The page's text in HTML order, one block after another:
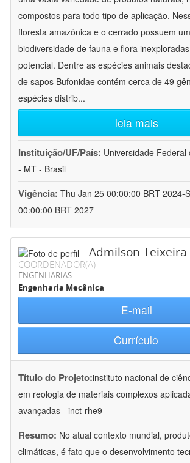
compostos para todo tipo de aplicação.
floresta amazônica e o cerrado possuem
biodiversidade de fauna e flora
potencial. Dentre as espécies animais
de sapos Bufonidae contém cerca de 49
espécies distrib...
leia mais
Instituição/UF/País: Universidade Federal
- MT - Brasil
Vigência: Thu Jan 25 00:00:00 BRT 2024-
00:00:00 BRT 2027
Admilson Teixeira
COORDENADOR(A)
ENGENHARIAS
Engenharia Mecânica
E-mail
Currículo
Título do Projeto:instituto nacional de
em reologia de materiais complexos
avançadas - inct-rhe9
Resumo: No atual contexto mundial,
climáticas, é fato que o desenvolvimento